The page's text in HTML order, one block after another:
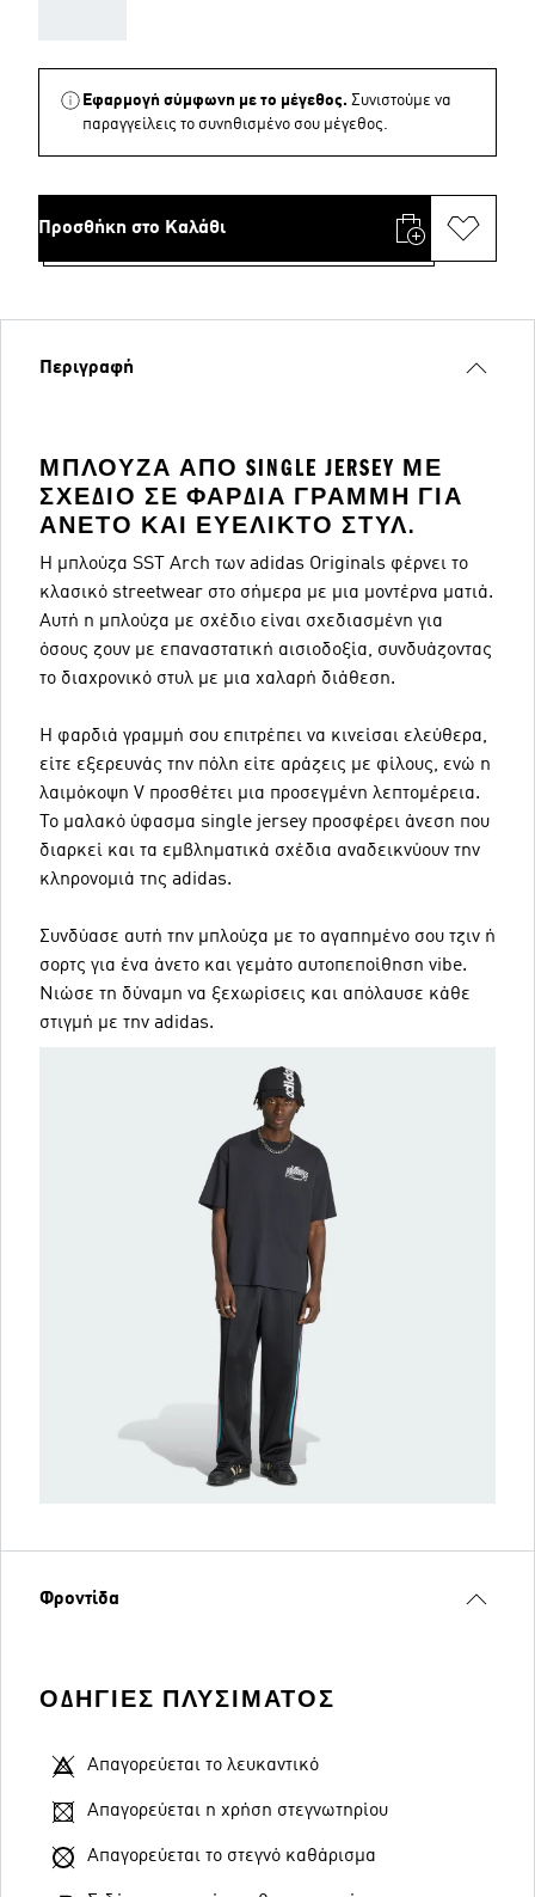
Εφαρμογή σύμφωνη με το μέγεθος. Συνιστούμε να
παραγγείλεις το συνηθισμένο σου μέγεθος.
Προσθήκη στο Καλάθι
Περιγραφή
ΜΠΛΟΎΖΑ ΑΠΌ SINGLE JERSEY ΜΕ
ΣΧΈΔΙΟ ΣΕ ΦΑΡΔΙΆ ΓΡΑΜΜΉ ΓΙΑ
ΆΝΕΤΟ ΚΑΙ ΕΥΈΛΙΚΤΟ ΣΤΥΛ.
Η μπλούζα SST Arch των adidas Originals φέρνει το
κλασικό streetwear στο σήμερα με μια μοντέρνα ματιά.
Αυτή η μπλούζα με σχέδιο είναι σχεδιασμένη για
όσους ζουν με επαναστατική αισιοδοξία, συνδυάζοντας
το διαχρονικό στυλ με μια χαλαρή διάθεση.
Η φαρδιά γραμμή σου επιτρέπει να κινείσαι ελεύθερα,
είτε εξερευνάς την πόλη είτε αράζεις με φίλους, ενώ η
λαιμόκοψη V προσθέτει μια προσεγμένη λεπτομέρεια.
Το μαλακό ύφασμα single jersey προσφέρει άνεση που
διαρκεί και τα εμβληματικά σχέδια αναδεικνύουν την
κληρονομιά της adidas.
Συνδύασε αυτή την μπλούζα με το αγαπημένο σου τζιν ή
σορτς για ένα άνετο και γεμάτο αυτοπεποίθηση vibe.
Νιώσε τη δύναμη να ξεχωρίσεις και απόλαυσε κάθε
στιγμή με την adidas.
Φροντίδα
ΟΔΗΓΊΕΣ ΠΛΥΣΊΜΑΤΟΣ
Απαγορεύεται το λευκαντικό
Απαγορεύεται η χρήση στεγνωτηρίου
Απαγορεύεται το στεγνό καθάρισμα